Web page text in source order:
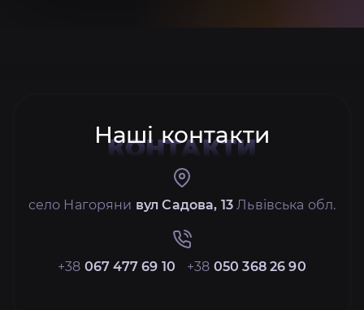
Наші контакти
КОНТАКТИ
село Нагоряни вул Садова, 13 Львівська обл.
+38 067 477 69 10 +38 050 368 26 90